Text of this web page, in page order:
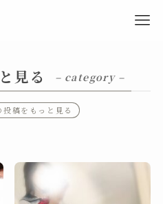
見る – category –
投稿をもっと見る